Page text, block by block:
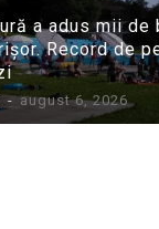
a adus mii
Record de
- august 6, 2026